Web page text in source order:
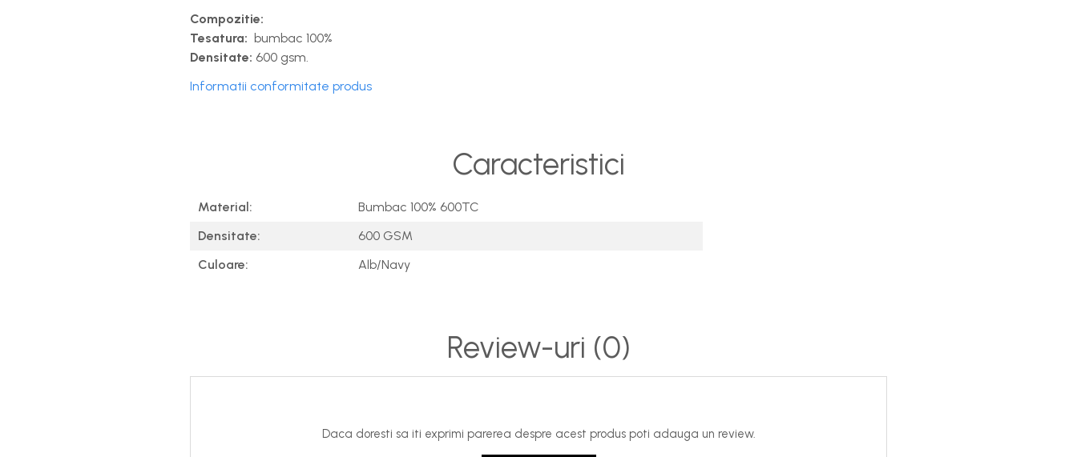
Compozitie:
Tesatura: bumbac 100%
Densitate: 600 gsm.
Informatii conformitate produs
Caracteristici
Material:
Bumbac 100% 600TC
Densitate:
600 GSM
Culoare:
Alb/Navy
Review-uri (0)
Daca doresti sa iti exprimi parerea despre acest produs poti adauga un review.